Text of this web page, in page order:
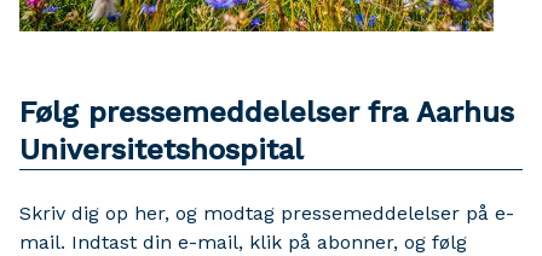
Følg pressemeddelelser fra Aarhus
Universitetshospital
Skriv dig op her, og modtag pressemeddelelser på e-
mail. Indtast din e-mail, klik på abonner, og følg